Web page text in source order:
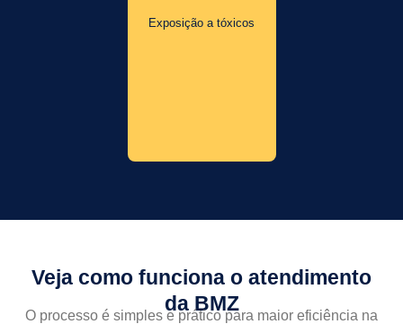
Exposição a tóxicos
Veja como funciona o atendimento
da BMZ
O processo é simples e prático para maior eficiência na